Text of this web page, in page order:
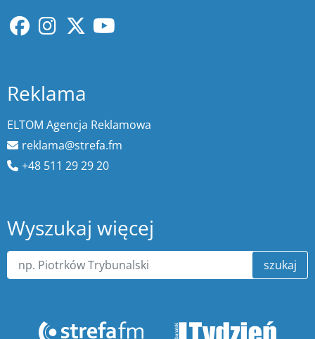
Reklama
ELTOM Agencja Reklamowa
reklama@strefa.fm
+48 511 29 29 20
Wyszukaj więcej
szukaj